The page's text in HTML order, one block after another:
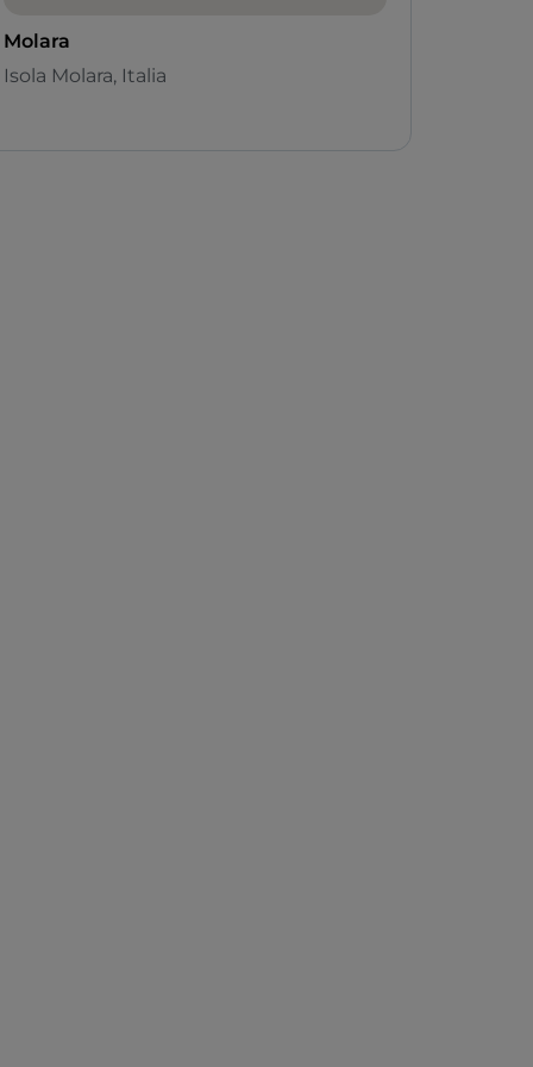
Molara
Isola Molara, Italia